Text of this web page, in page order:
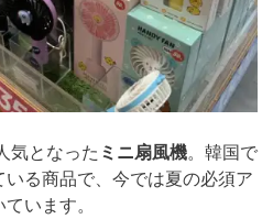
気となった ミニ扇風機。韓国で
る商品で、今では夏の必須ア
います。